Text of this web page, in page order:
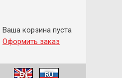
Ваша корзина пуста
Оформить заказ
EN RU